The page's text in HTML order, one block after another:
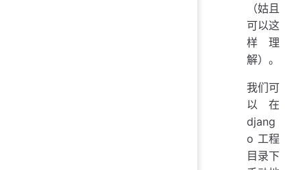
（姑且
可以这
样理
解）。
我们可
以在
djang
o 工程
目录下